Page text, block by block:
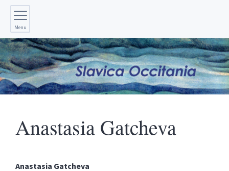
Menu
Anastasia Gatcheva
Anastasia Gatcheva